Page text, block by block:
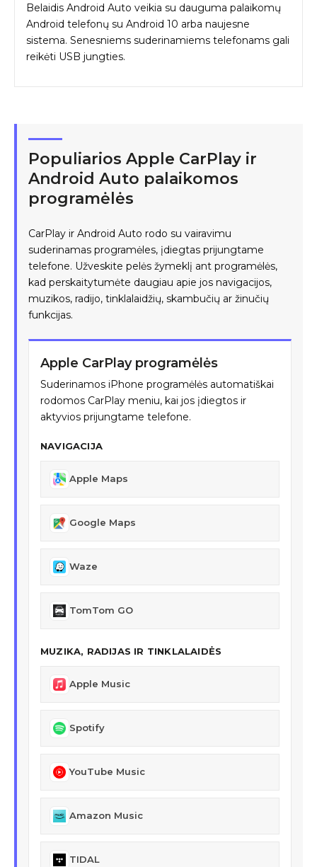
Belaidis Android Auto veikia su dauguma palaikomų
Android telefonų su Android 10 arba naujesne
sistema. Senesniems suderinamiems telefonams gali
reikėti USB jungties.
Populiarios Apple CarPlay ir
Android Auto palaikomos
programėlės
CarPlay ir Android Auto rodo su vairavimu
suderinamas programėles, įdiegtas prijungtame
telefone. Užveskite pelės žymeklį ant programėlės,
kad perskaitytumėte daugiau apie jos navigacijos,
muzikos, radijo, tinklalaidžių, skambučių ar žinučių
funkcijas.
Apple CarPlay programėlės
Suderinamos iPhone programėlės automatiškai
rodomos CarPlay meniu, kai jos įdiegtos ir
aktyvios prijungtame telefone.
NAVIGACIJA
Apple Maps
Google Maps
Waze
TomTom GO
MUZIKA, RADIJAS IR TINKLALAIDĖS
Apple Music
Spotify
YouTube Music
Amazon Music
TIDAL